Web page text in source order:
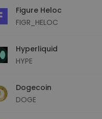
Figure Heloc
FIGR_HELOC
Hyperliquid
HYPE
Dogecoin
DOGE